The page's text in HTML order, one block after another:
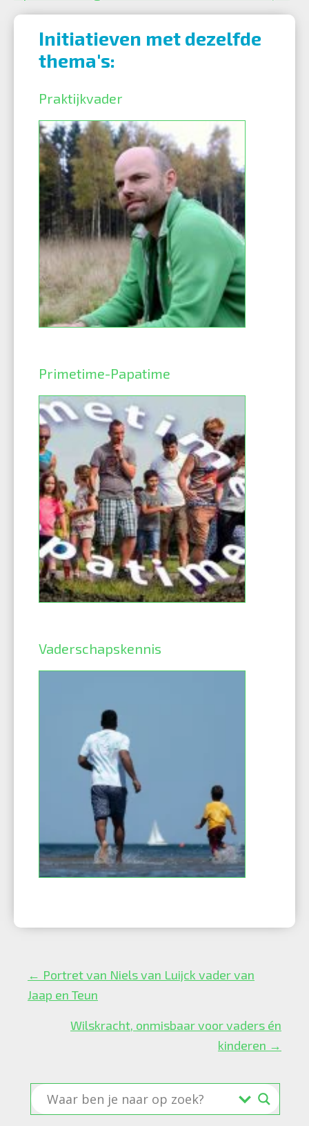
Initiatieven met dezelfde
thema's:
Praktijkvader
Primetime-Papatime
Vaderschapskennis
Posts
navigation
← Portret van Niels van Luijck vader van
Jaap en Teun
Wilskracht, onmisbaar voor vaders én
kinderen →